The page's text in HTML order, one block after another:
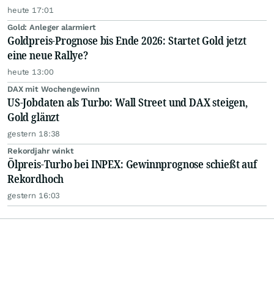
heute 17:01
Gold: Anleger alarmiert
Goldpreis-Prognose bis Ende 2026: Startet Gold jetzt
eine neue Rallye?
heute 13:00
DAX mit Wochengewinn
US-Jobdaten als Turbo: Wall Street und DAX steigen,
Gold glänzt
gestern 18:38
Rekordjahr winkt
Ölpreis-Turbo bei INPEX: Gewinnprognose schießt auf
Rekordhoch
gestern 16:03